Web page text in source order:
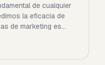
de cualquier
la eficacia de
de marketing es